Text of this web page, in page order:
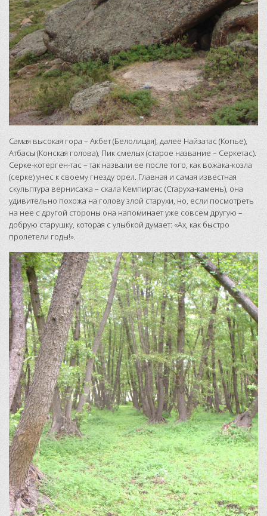
Самая высокая гора – Акбет (Белолицая), далее Найзатас (Копье),
Атбасы (Конская голова), Пик смелых (старое название – Серкетас).
Серке-котерген-тас – так назвали ее после того, как вожака-козла
(серке) унес к своему гнезду орел. Главная и самая известная
скульптура вернисажа – скала Кемпиртас (Старуха-камень), она
удивительно похожа на голову злой старухи, но, если посмотреть
на нее с другой стороны она напоминает уже совсем другую –
добрую старушку, которая с улыбкой думает: «Ах, как быстро
пролетели годы!».